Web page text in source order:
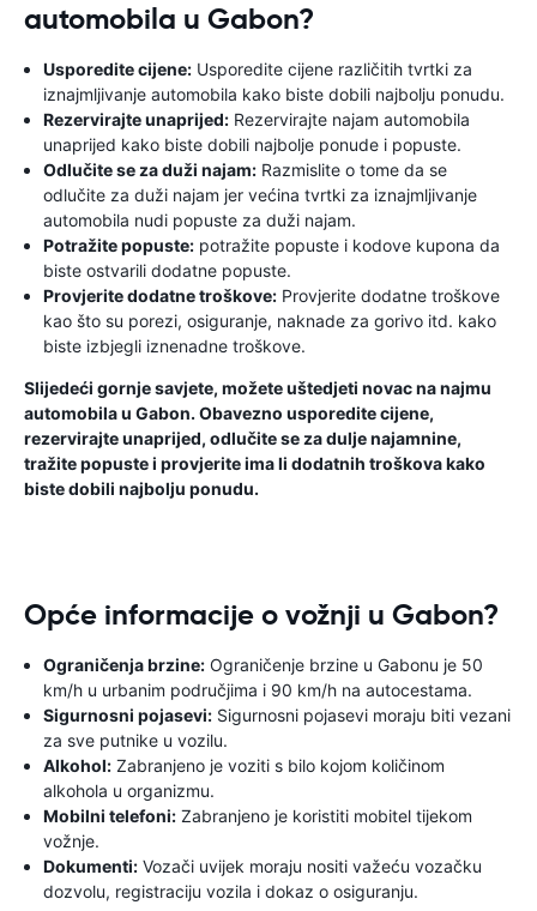
automobila u Gabon?
Usporedite cijene: Usporedite cijene različitih tvrtki za
iznajmljivanje automobila kako biste dobili najbolju ponudu.
Rezervirajte unaprijed: Rezervirajte najam automobila
unaprijed kako biste dobili najbolje ponude i popuste.
Odlučite se za duži najam: Razmislite o tome da se
odlučite za duži najam jer većina tvrtki za iznajmljivanje
automobila nudi popuste za duži najam.
Potražite popuste: potražite popuste i kodove kupona da
biste ostvarili dodatne popuste.
Provjerite dodatne troškove: Provjerite dodatne troškove
kao što su porezi, osiguranje, naknade za gorivo itd. kako
biste izbjegli iznenadne troškove.
Slijedeći gornje savjete, možete uštedjeti novac na najmu
automobila u Gabon. Obavezno usporedite cijene,
rezervirajte unaprijed, odlučite se za dulje najamnine,
tražite popuste i provjerite ima li dodatnih troškova kako
biste dobili najbolju ponudu.
Opće informacije o vožnji u Gabon?
Ograničenja brzine: Ograničenje brzine u Gabonu je 50
km/h u urbanim područjima i 90 km/h na autocestama.
Sigurnosni pojasevi: Sigurnosni pojasevi moraju biti vezani
za sve putnike u vozilu.
Alkohol: Zabranjeno je voziti s bilo kojom količinom
alkohola u organizmu.
Mobilni telefoni: Zabranjeno je koristiti mobitel tijekom
vožnje.
Dokumenti: Vozači uvijek moraju nositi važeću vozačku
dozvolu, registraciju vozila i dokaz o osiguranju.